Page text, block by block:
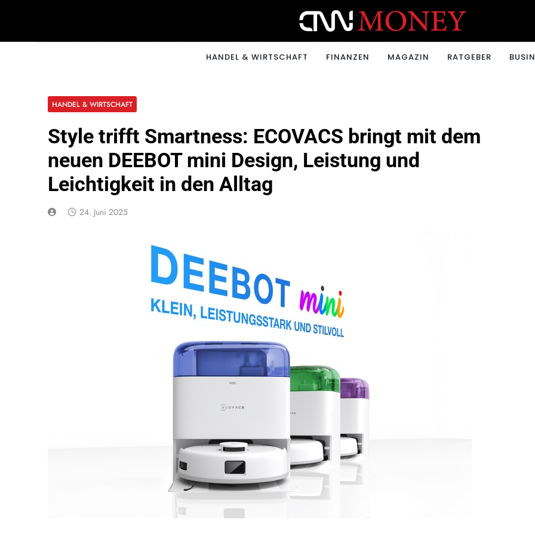
CNNMONEY.CH
HANDEL & WIRTSCHAFT FINANZEN MAGAZIN RATGEBER
HANDEL & WIRTSCHAFT
Style trifft Smartness: ECOVACS bringt mit dem
neuen DEEBOT mini Design, Leistung und
Leichtigkeit in den Alltag
24. Juni 2025